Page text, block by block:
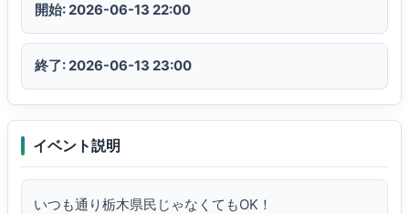
開始: 2026-06-13 22:00
終了: 2026-06-13 23:00
イベント説明
いつも通り栃木県民じゃなくてもOK！